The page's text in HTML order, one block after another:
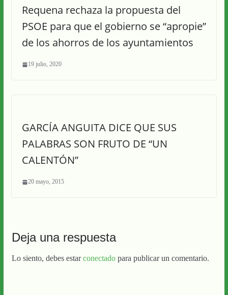
Requena rechaza la propuesta del
PSOE para que el gobierno se “apropie”
de los ahorros de los ayuntamientos
19 julio, 2020
GARCÍA ANGUITA DICE QUE SUS
PALABRAS SON FRUTO DE “UN
CALENTÓN”
20 mayo, 2015
Deja una respuesta
Lo siento, debes estarconectadopara publicar un comentario.